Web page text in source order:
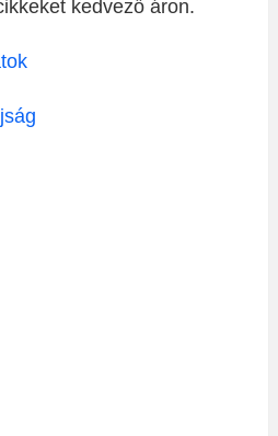
kedvező áron.